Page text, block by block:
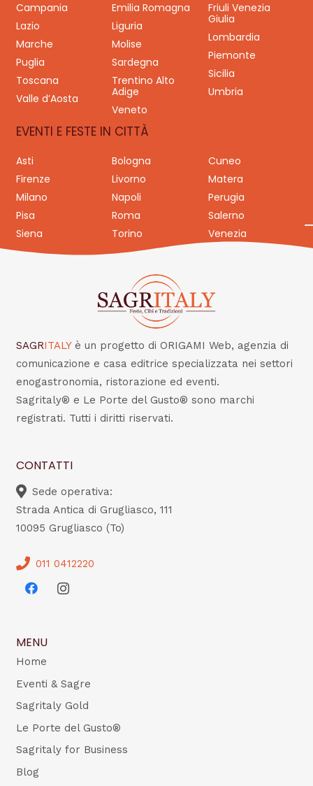
Campania
Emilia Romagna
Friuli Venezia
Giulia
Lazio
Liguria
Lombardia
Marche
Molise
Piemonte
Puglia
Sardegna
Sicilia
Toscana
Trentino Alto
Adige
Umbria
Valle d’Aosta
Veneto
EVENTI E FESTE IN CITTÀ
Asti Bologna
Cuneo
Firenze
Livorno
Matera
Milano
Napoli
Perugia
Pisa
Roma
Salerno
Siena
Torino Venezia
SAGRITALY è un progetto di ORIGAMI Web, agenzia di
comunicazione e casa editrice specializzata nei settori
enogastronomia, ristorazione ed eventi.
Sagritaly® e Le Porte del Gusto® sono marchi
registrati. Tutti i diritti riservati.
CONTATTI
Sede operativa:
Strada Antica di Grugliasco, 111
10095 Grugliasco (To)
011 0412220
MENU
Home
Eventi & Sagre
Sagritaly Gold
Le Porte del Gusto®
Sagritaly for Business
Blog